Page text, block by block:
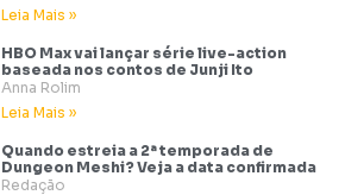
Leia Mais »
HBO Max vai lançar série live-action
baseada nos contos de Junji Ito
Anna Rolim
Leia Mais »
Quando estreia a 2ª temporada de
Dungeon Meshi? Veja a data confirmada
Redação